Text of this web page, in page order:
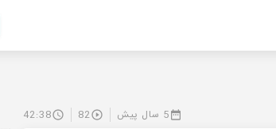
5 سال پیش 82
42:38